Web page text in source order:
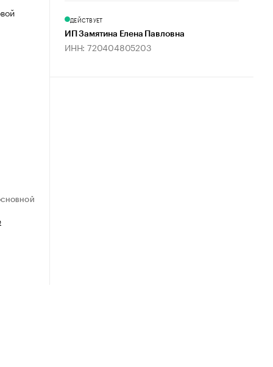
ДЕЙСТВУЕТ
ИП Замятина Елена Павловна
ИНН: 720404805203